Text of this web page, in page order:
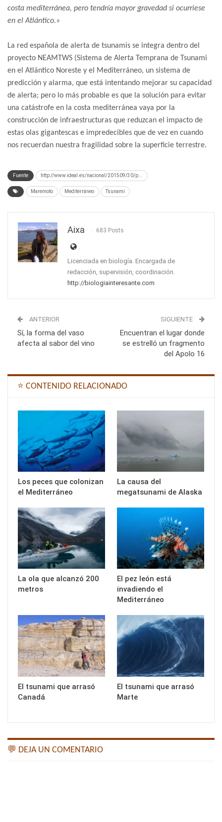
costa mediterránea, pero tendría mayor gravedad si ocurriese
en el Atlántico.»
La red española de alerta de tsunamis se integra dentro del
proyecto NEAMTWS (Sistema de Alerta Temprana de Tsunami
en el Atlántico Noreste y el Mediterráneo, un sistema de
predicción y alarma, que está intentando mejorar su capacidad
de alerta; pero lo más probable es que la solución para evitar
una catástrofe en la costa mediterránea vaya por la
construcción de infraestructuras que reduzcan el impacto de
estas olas gigantescas e impredecibles que de vez en cuando
nos recuerdan nuestra fragilidad sobre la superficie terrestre.
Fuente http://www.ideal.es/nacional/201509/30/p...
Maremoto Mediterráneo Tsunami
Aixa 683 Posts
Licenciada en biología. Encargada de
redacción, supervisión, coordinación.
http://biologiainteresante.com
ANTERIOR
Sí, la forma del vaso
afecta al sabor del vino
SIGUIENTE
Encuentran el lugar donde
se estrelló un fragmento
del Apolo 16
⭐ CONTENIDO RELACIONADO
Los peces que colonizan
el Mediterráneo
La causa del
megatsunami de Alaska
La ola que alcanzó 200
metros
El pez león está
invadiendo el
Mediterráneo
El tsunami que arrasó
Canadá
El tsunami que arrasó
Marte
💬 DEJA UN COMENTARIO